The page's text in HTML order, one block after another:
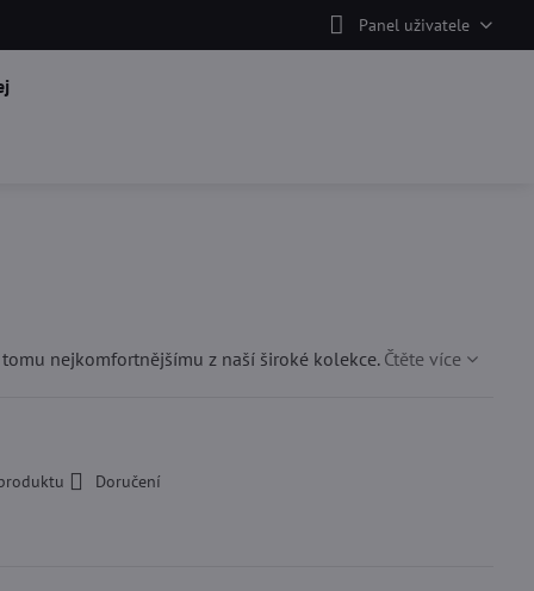
Panel uživatele
nejkomfortnějšímu z naší široké kolekce. Čtěte více
Doručení